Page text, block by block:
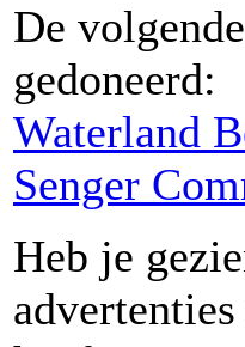
De
gedoneerd:
Waterland
Senger
Heb je